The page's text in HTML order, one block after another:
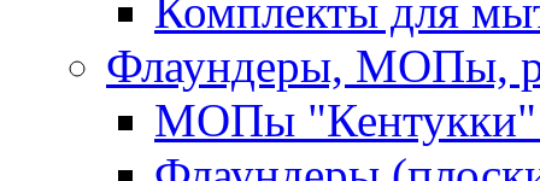
Комплекты для
Флаундеры, МОПы,
МОПы "Кентукки"